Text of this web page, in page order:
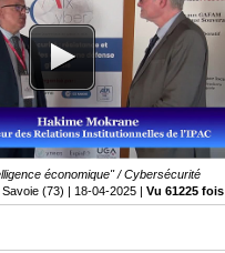
économique" / Cybersécurité
Savoie (73) | 18-04-2025 |Vu 61225 fois